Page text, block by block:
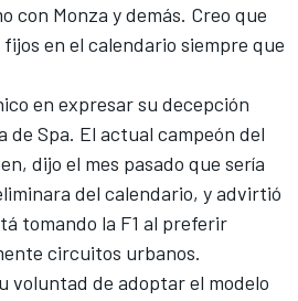
con Monza y demás. Creo que
en el calendario siempre que
en expresar su decepción
de Spa. El actual campeón del
, dijo el mes pasado que sería
del calendario, y advirtió
tomando la F1 al preferir
circuitos urbanos.
voluntad de adoptar el modelo